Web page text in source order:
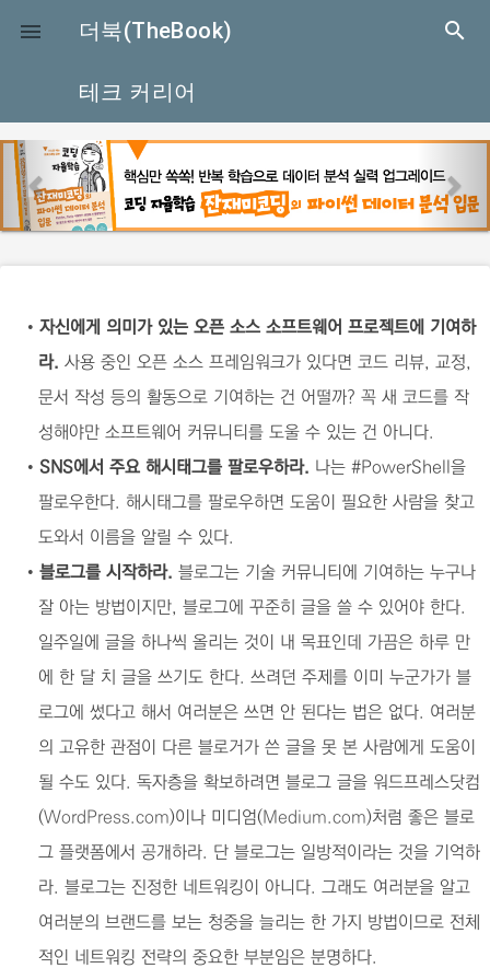
close
 더북(TheBook) search
테크 커리어
p
r
e
u
s
e
x
• 자신에게 의미가 있는 오픈 소스 소프트웨어 프로젝트에 기여하
라. 사용 중인 오픈 소스 프레임워크가 있다면 코드 리뷰, 교정,
문서 작성 등의 활동으로 기여하는 건 어떨까? 꼭 새 코드를 작
성해야만 소프트웨어 커뮤니티를 도울 수 있는 건 아니다.
• SNS에서 주요 해시태그를 팔로우하라. 나는 #PowerShell을
팔로우한다. 해시태그를 팔로우하면 도움이 필요한 사람을 찾고
도와서 이름을 알릴 수 있다.
• 블로그를 시작하라. 블로그는 기술 커뮤니티에 기여하는 누구나
잘 아는 방법이지만, 블로그에 꾸준히 글을 쓸 수 있어야 한다.
일주일에 글을 하나씩 올리는 것이 내 목표인데 가끔은 하루 만
에 한 달 치 글을 쓰기도 한다. 쓰려던 주제를 이미 누군가가 블
로그에 썼다고 해서 여러분은 쓰면 안 된다는 법은 없다. 여러분
의 고유한 관점이 다른 블로거가 쓴 글을 못 본 사람에게 도움이
될 수도 있다. 독자층을 확보하려면 블로그 글을 워드프레스닷컴
(WordPress.com)이나 미디엄(Medium.com)처럼 좋은 블로
그 플랫폼에서 공개하라. 단 블로그는 일방적이라는 것을 기억하
라. 블로그는 진정한 네트워킹이 아니다. 그래도 여러분을 알고
여러분의 브랜드를 보는 청중을 늘리는 한 가지 방법이므로 전체
적인 네트워킹 전략의 중요한 부분임은 분명하다.